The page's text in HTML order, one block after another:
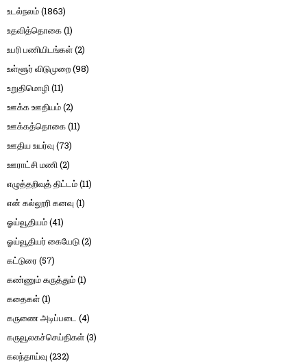
உடல்நலம்(1863)
உதவித்தொகை(1)
உபரி பணியிடங்கள்(2)
உள்ளூர் விடுமுறை(98)
உறுதிமொழி(11)
ஊக்க ஊதியம்(2)
ஊக்கத்தொகை(11)
ஊதிய உயர்வு (73)
ஊராட்சி மணி(2)
எழுத்தறிவுத் திட்டம்(11)
என் கல்லூரி கனவு (1)
ஓய்வூதியம்(41)
ஓய்வூதியர் கையேடு(2)
கட்டுரை (57)
கண்ணும் கருத்தும்(1)
கதைகள்(1)
கருணை அடிப்படை (4)
கருவூலகச்செய்திகள்(3)
கலந்தாய்வு (232)